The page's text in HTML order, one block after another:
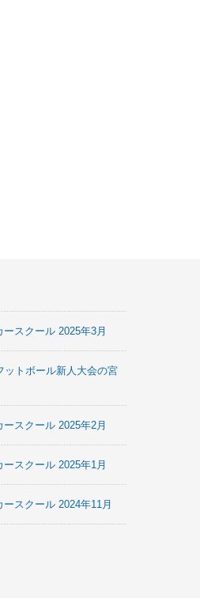
スクール 2025年3月
トボール新人大会の宮
スクール 2025年2月
スクール 2025年1月
スクール 2024年11月